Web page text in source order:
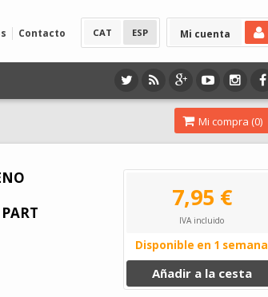
Mi cuenta
CAT ESP
Contacto
Mi compra (0)
7,95 €
IVA incluido
Disponible en 1 semana
Añadir a la cesta